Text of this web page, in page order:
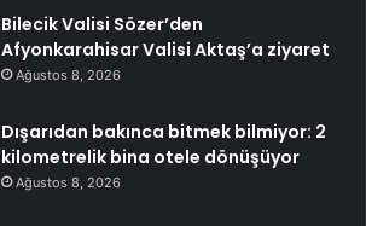
Bilecik Valisi Sözer’den
Afyonkarahisar Valisi Aktaş’a ziyaret
Ağustos 8, 2026
Dışarıdan bakınca bitmek bilmiyor: 2
kilometrelik bina otele dönüşüyor
Ağustos 8, 2026